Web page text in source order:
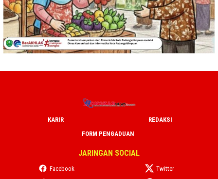
KARIR
REDAKSI
FORM PENGADUAN
JARINGAN SOCIAL
Facebook
Twitter